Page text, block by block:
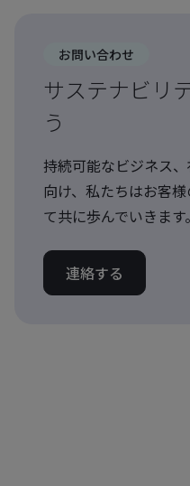
お問い合わせ
サステナビリ
う
持続可能なビジネス
向け、私たちはお客
て共に歩んでいきます。
連絡する